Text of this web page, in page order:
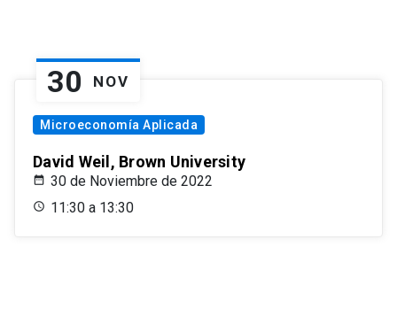
30 NOV
Microeconomía Aplicada
David Weil, Brown University
30 de Noviembre de 2022
11:30 a 13:30